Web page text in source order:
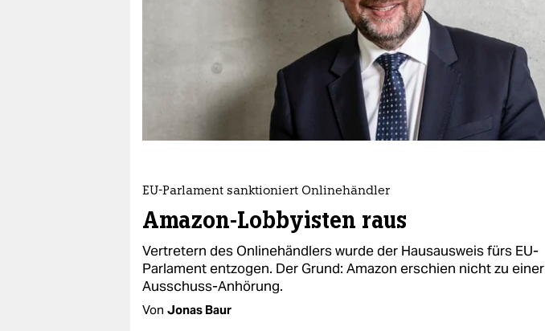
shop
fragen & hilfe
unterstützen
abo
genossenschaft
EU-Parlament sanktioniert Onlinehändler
Amazon-Lobbyisten raus
Vertretern des Onlinehändlers wurde der Hausausweis fürs EU-
Parlament entzogen. Der Grund: Amazon erschien nicht zu einer
Ausschuss-Anhörung.
Von Jonas Baur